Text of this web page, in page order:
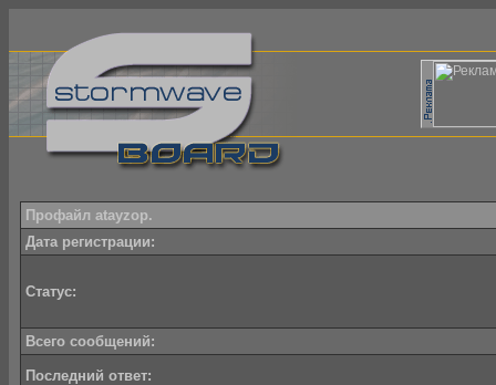
Профайл atayzop.
Дата регистрации:
Статус:
Всего сообщений:
Последний ответ: